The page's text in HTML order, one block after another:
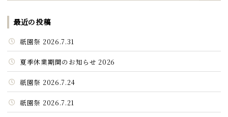
最近の投稿
祇園祭 2026.7.31
夏季休業期間のお知らせ 2026
祇園祭 2026.7.24
祇園祭 2026.7.21